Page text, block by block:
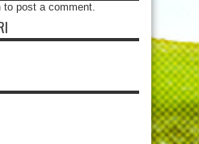
to post a comment.